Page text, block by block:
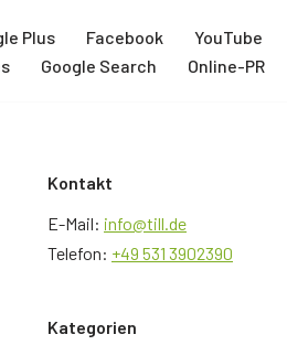
Plus Facebook
YouTube
Google Search Online-PR
Kontakt
E-Mail: info@till.de
Telefon: +49 531 3902390
Kategorien